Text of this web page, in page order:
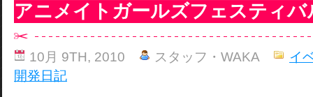
アニメイトガールズフェスティバ
10月 9TH, 2010 スタッフ・WAKA
イ
開発日記